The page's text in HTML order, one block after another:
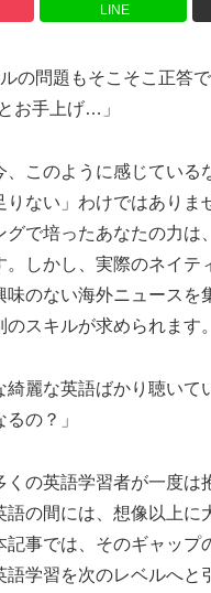
LINE
の問題もそこそこ正答で
お手上げ…」
、このように感じている
りない」わけではありま
グで培ったあなたの力は
。しかし、実際のネイテ
味のない海外ニュースを
のスキルが求められます。
綺麗な英語ばかり聴いて
の？」
くの英語学習者が一度は
語の間には、想像以上に
記事では、そのギャップ
語学習を次のレベルへと